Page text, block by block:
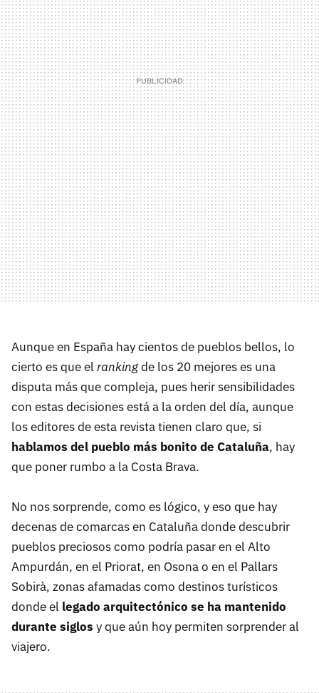
Aunque en España hay cientos de pueblos bellos, lo
cierto es que el rankingde los 20 mejores es una
disputa más que compleja, pues herir sensibilidades
con estas decisiones está a la orden del día, aunque
los editores de esta revista tienen claro que, si
hablamos del pueblo más bonito de Cataluña, hay
que poner rumbo a la Costa Brava.
No nos sorprende, como es lógico, y eso que hay
decenas de comarcas en Cataluña donde descubrir
pueblos preciosos como podría pasar en el Alto
Ampurdán, en el Priorat, en Osona o en el Pallars
Sobirà, zonas afamadas como destinos turísticos
donde el legado arquitectónico se ha mantenido
durante siglos y que aún hoy permiten sorprender al
viajero.